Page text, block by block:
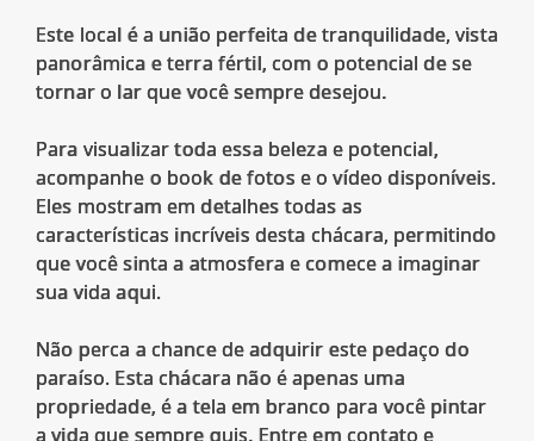
Este local é a união perfeita de tranquilidade, vista
panorâmica e terra fértil, com o potencial de se
tornar o lar que você sempre desejou.
Para visualizar toda essa beleza e potencial,
acompanhe o book de fotos e o vídeo disponíveis.
Eles mostram em detalhes todas as
características incríveis desta chácara, permitindo
que você sinta a atmosfera e comece a imaginar
sua vida aqui.
Não perca a chance de adquirir este pedaço do
paraíso. Esta chácara não é apenas uma
propriedade, é a tela em branco para você pintar
a vida que sempre quis. Entre em contato e